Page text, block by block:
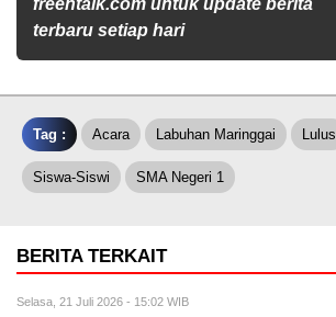
terbaru setiap hari
Tag : Acara Labuhan Maringgai Lulus
Siswa-Siswi SMA Negeri 1
BERITA TERKAIT
Selasa, 21 Juli 2026 - 15:02 WIB